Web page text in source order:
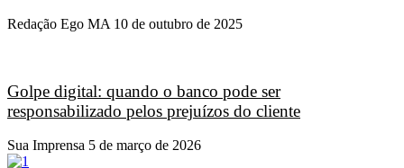
Redação Ego MA 10 de outubro de 2025
Golpe digital: quando o banco pode ser
responsabilizado pelos prejuízos do cliente
Sua Imprensa 5 de março de 2026